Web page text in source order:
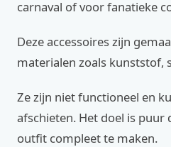
carnaval of voor fanatieke
Deze accessoires zijn
materialen zoals
Ze zijn niet functioneel en
afschieten. Het doel is puur
outfit compleet te maken.